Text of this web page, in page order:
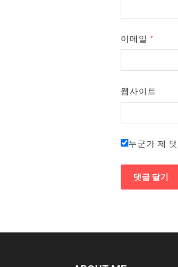
이메일 *
웹사이트
누군가 제